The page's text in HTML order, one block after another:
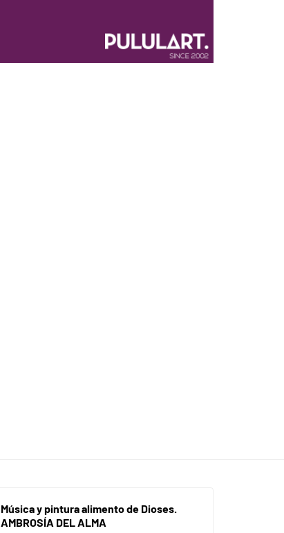
Música y pintura alimento de Dioses.
AMBROSÍA DEL ALMA